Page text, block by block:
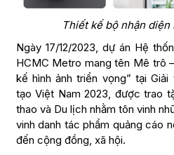
Thiết kế bộ nhận
Ngày 17/12/2023, dự án Hệ
HCMC Metro mang tên Mê trô
kế hình ảnh triển vọng” tại
tạo Việt Nam 2023, được trao
thao và Du lịch nhằm tôn vinh
vinh danh tác phẩm quảng cáo
đến cộng đồng, xã hội.